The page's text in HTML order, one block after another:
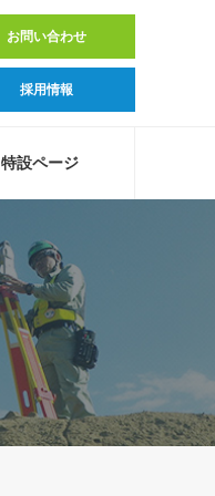
お問い合わせ
採用情報
特設ページ